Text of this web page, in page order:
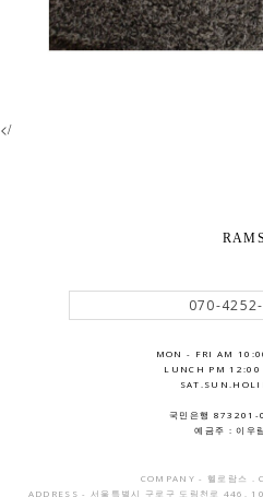
</
RAMS
070-
MON - FRI AM
LUNCH PM
국민은행
예금주 : 이우
COMPANY - 헬로람스 .
ADDRESS - 서울특별시 구로구 도림천로 446,